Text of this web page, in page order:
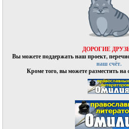
ДОРОГИЕ
Вы можете поддержать наш проект,
наш счёт.
Кроме того, вы можете разместить на